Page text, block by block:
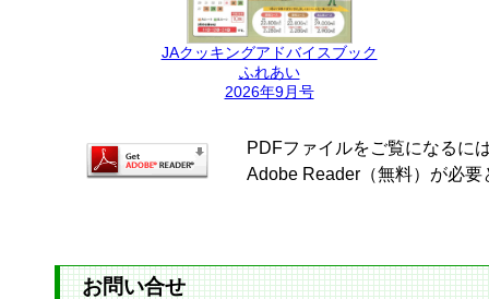
JAクッキングアドバイスブック
ふれあい
2026年9月号
PDFファイルをご覧になるに
Adobe Reader（無料）が必要
お問い合せ